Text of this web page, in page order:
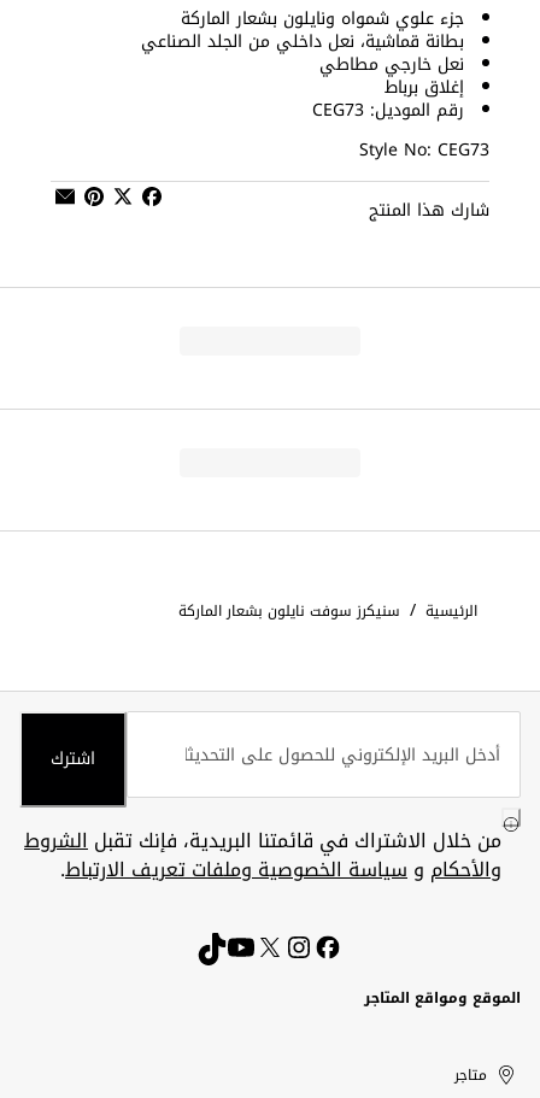
جزء علوي شمواه ونايلون بشعار الماركة
بطانة قماشية، نعل داخلي من الجلد الصناعي
نعل خارجي مطاطي
إغلاق برباط
رقم الموديل: CEG73
Style No: CEG73
شارك هذا المنتج
الرئيسية / سنيكرز سوفت نايلون بشعار الماركة
اشترك
من خلال الاشتراك في قائمتنا البريدية، فإنك تقبلالشروط
والأحكام وسياسة الخصوصية وملفات تعريف الارتباط.
الموقع ومواقع المتاجر
United
Kuwait
الإمارات
الكويت
متاجر